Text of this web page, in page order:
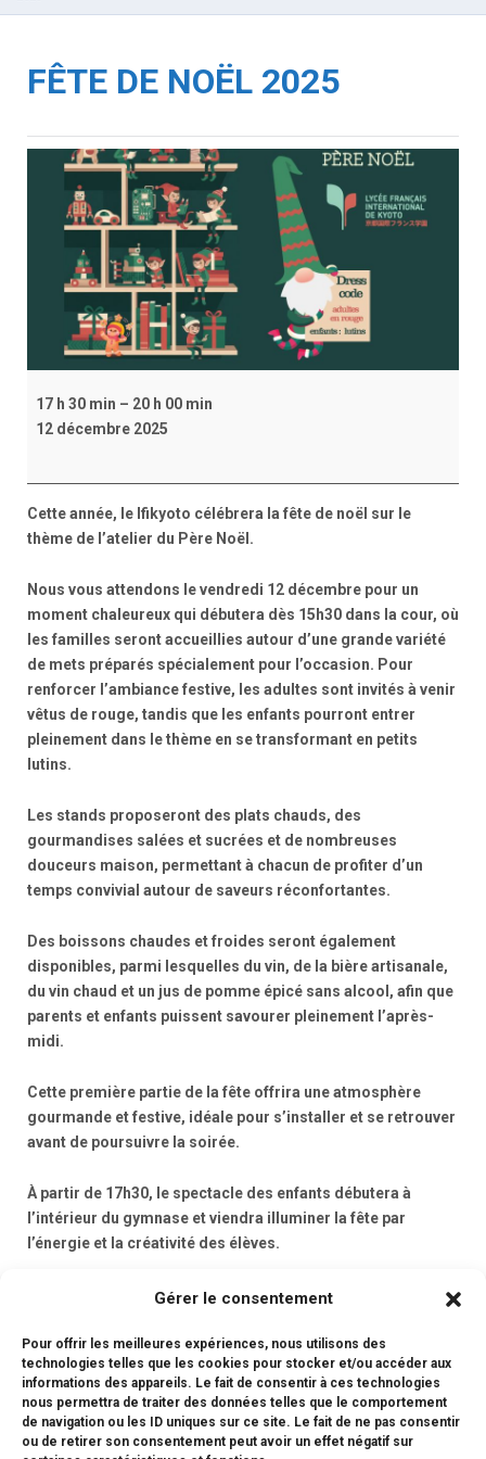
Gérer le consentement
Pour offrir les meilleures expériences, nous utilisons des
technologies telles que les cookies pour stocker et/ou accéder aux
informations des appareils. Le fait de consentir à ces technologies
nous permettra de traiter des données telles que le comportement
de navigation ou les ID uniques sur ce site. Le fait de ne pas consentir
ou de retirer son consentement peut avoir un effet négatif sur
FÊTE DE NOËL 2025
17 h 30 min – 20 h 00 min
12 décembre 2025
Cette année, le lfikyoto célébrera la fête de noël sur le
thème de l’atelier du Père Noël.
Nous vous attendons le vendredi 12 décembre pour un
moment chaleureux qui débutera dès 15h30 dans la cour, où
les familles seront accueillies autour d’une grande variété
de mets préparés spécialement pour l’occasion. Pour
renforcer l’ambiance festive, les adultes sont invités à venir
vêtus de rouge, tandis que les enfants pourront entrer
pleinement dans le thème en se transformant en petits
lutins.
Les stands proposeront des plats chauds, des
gourmandises salées et sucrées et de nombreuses
douceurs maison, permettant à chacun de profiter d’un
temps convivial autour de saveurs réconfortantes.
Des boissons chaudes et froides seront également
disponibles, parmi lesquelles du vin, de la bière artisanale,
du vin chaud et un jus de pomme épicé sans alcool, afin que
parents et enfants puissent savourer pleinement l’après-
midi.
Cette première partie de la fête offrira une atmosphère
gourmande et festive, idéale pour s’installer et se retrouver
avant de poursuivre la soirée.
À partir de 17h30, le spectacle des enfants débutera à
l’intérieur du gymnase et viendra illuminer la fête par
l’énergie et la créativité des élèves.
Google
Voir le calendrier complet